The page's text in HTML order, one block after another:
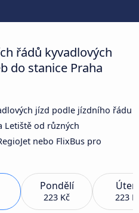
řádů kyvadlových
do stanice Praha
jízd podle jízdního řádu
Letiště od různých
nebo FlixBus pro
Pondělí
223 Kč 223